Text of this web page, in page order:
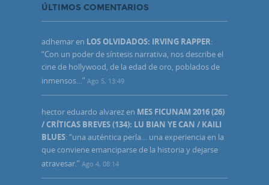
ÚLTIMOS COMENTARIOS
adhemar en LOS OLVIDADOS: IRVING RAPPER:
“Con un poder de síntesis narrativa, nos describe el
cine de hollywood, de la edad de oro, poblados de
inmensos…” Ago 5, 13:49
hector eduardo alvarez en MES FICUNAM 2016 (26)
/ CRÍTICAS BREVES (134): LU BIAN YE CAN / KAILI
BLUES: “una auténtica perla… una experiencia en la
que conviene emanciparse de la historia y dejarse
atravesar.” Ago 4, 08:14